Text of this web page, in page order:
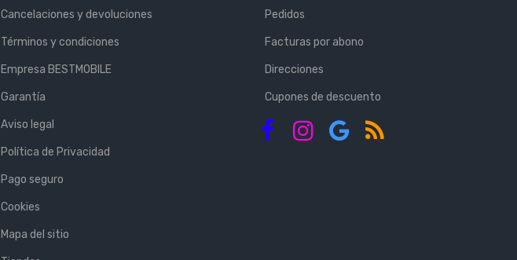
Cancelaciones y devoluciones
Términos y condiciones
Empresa BESTMOBILE
Garantía
Aviso legal
Política de Privacidad
Pago seguro
Cookies
Mapa del sitio
Pedidos
Facturas por abono
Direcciones
Cupones de descuento